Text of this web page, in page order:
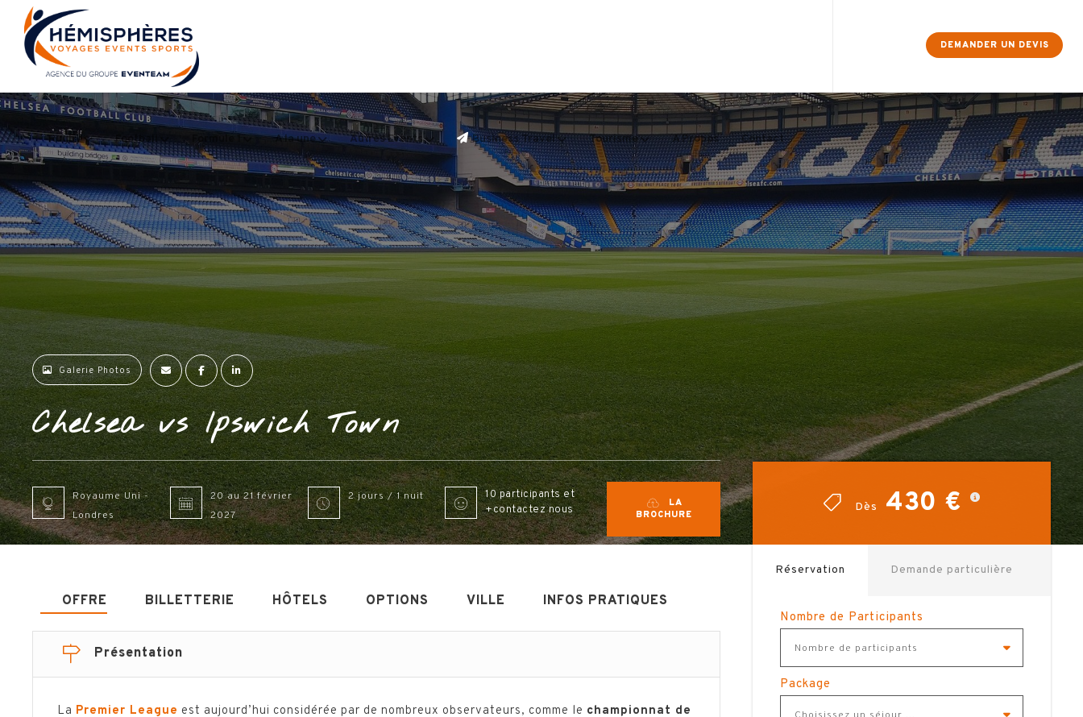
DEMANDER UN DEVIS
Rugby Football A la une Autres Events Business Travel Tourisme A Propos Contact
Galerie Photos
Chelsea vs Ipswich Town
Dès 430 €
Dès 430 €
Réservation Demande particulière
Nombre de Participants
Nombre de participants
Package
Royaume Uni -
Londres
20 au 21 février
2027
2 jours / 1 nuit
10 participants et
+contactez nous
LA
BROCHURE
OFFRE BILLETTERIE HÔTELS OPTIONS VILLE INFOS PRATIQUES
Présentation
La Premier League est aujourd’hui considérée par de nombreux observateurs, comme le championnat de
×